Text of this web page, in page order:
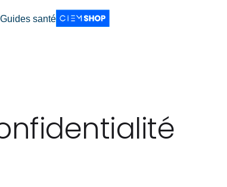
Guides santé